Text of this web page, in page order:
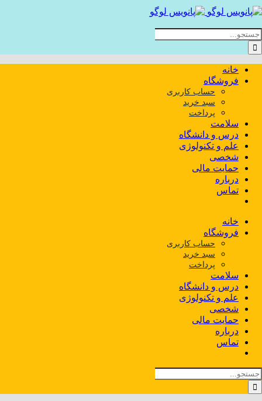
Skip
to
جستجو
برای:
خانه
فروشگاه
حساب کاربری
سبد خرید
پرداخت
سلامت
درس و دانشگاه
علم و تکنولوژی
شخصی
حمایت مالی
درباره
تماس
خانه
فروشگاه
حساب کاربری
سبد خرید
پرداخت
سلامت
درس و دانشگاه
علم و تکنولوژی
شخصی
حمایت مالی
درباره
تماس
جستجو
برای: